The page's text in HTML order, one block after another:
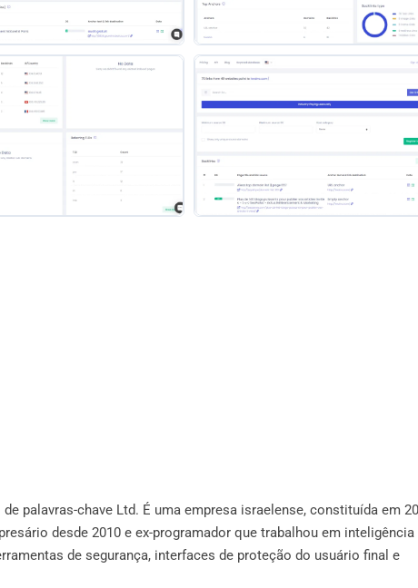
palavras-chave Ltd. É uma empresa israelense, constituída em
desde 2010 e ex-programador que trabalhou em inteligência
de segurança, interfaces de proteção do usuário final e